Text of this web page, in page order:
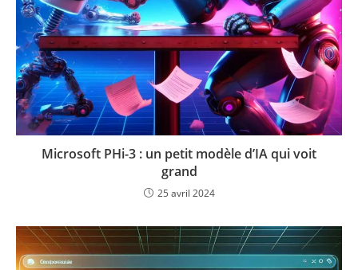
Microsoft PHi-3 : un petit modèle d’IA qui voit
grand
25 avril 2024